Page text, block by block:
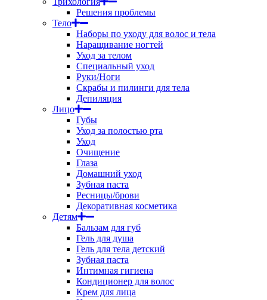
Решения проблемы
Тело
Наборы по уходу для волос и тела
Наращивание ногтей
Уход за телом
Специальный уход
Руки/Ноги
Скрабы и пилинги для тела
Депиляция
Лицо
Губы
Уход за полостью рта
Уход
Очищение
Глаза
Домашний уход
Зубная паста
Ресницы/брови
Декоративная косметика
Детям
Бальзам для губ
Гель для душа
Гель для тела детский
Зубная паста
Интимная гигиена
Кондиционер для волос
Крем для лица